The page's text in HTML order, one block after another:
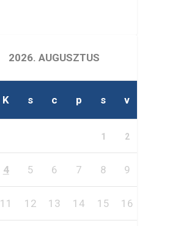
2026. AUGUSZTUS
K s c p s v
1 2
4 5 6 7 8 9
11 12 13 14 15 16